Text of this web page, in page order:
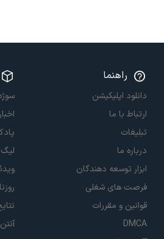
راهنما
دانلود اپلیکیشن
ارتباط با ما
تبلیغات
درباره ما
ابزار توسعه دهندگان
فرصت های شغلی
قوانین و مقررات
DMCA
آنتن